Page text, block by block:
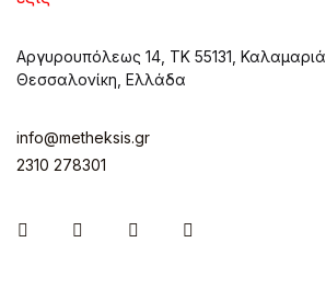
Αργυρουπόλεως 14, ΤΚ 55131, Καλαμαριά
Θεσσαλονίκη, Ελλάδα
info@metheksis.gr
2310 278301
InstagramFacebookTwitter